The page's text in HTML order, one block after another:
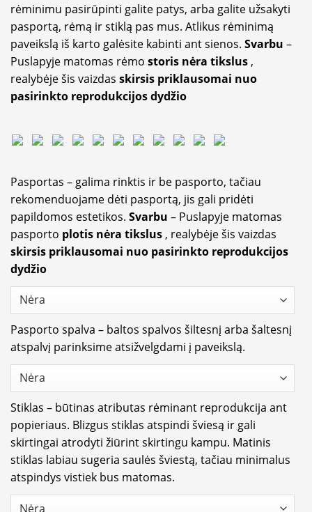
rėminimu pasirūpinti galite patys, arba galite užsakyti
pasportą, rėmą ir stiklą pas mus. Atlikus rėminimą
paveikslą iš karto galėsite kabinti ant sienos. Svarbu –
Puslapyje matomas rėmo storis nėra tikslus ,
realybėje šis vaizdas skirsis priklausomai nuo
pasirinkto reprodukcijos dydžio
Pasportas – galima rinktis ir be pasporto, tačiau
rekomenduojame dėti pasportą, jis gali pridėti
papildomos estetikos. Svarbu – Puslapyje matomas
pasporto plotis nėra tikslus , realybėje šis vaizdas
skirsis priklausomai nuo pasirinkto reprodukcijos
dydžio
Pasporto spalva – baltos spalvos šiltesnį arba šaltesnį
atspalvį parinksime atsižvelgdami į paveikslą.
Stiklas – būtinas atributas rėminant reprodukcija ant
popieriaus. Blizgus stiklas atspindi šviesą ir gali
skirtingai atrodyti žiūrint skirtingu kampu. Matinis
stiklas labiau sugeria saulės šviestą, tačiau minimalus
atspindys vistiek bus matomas.